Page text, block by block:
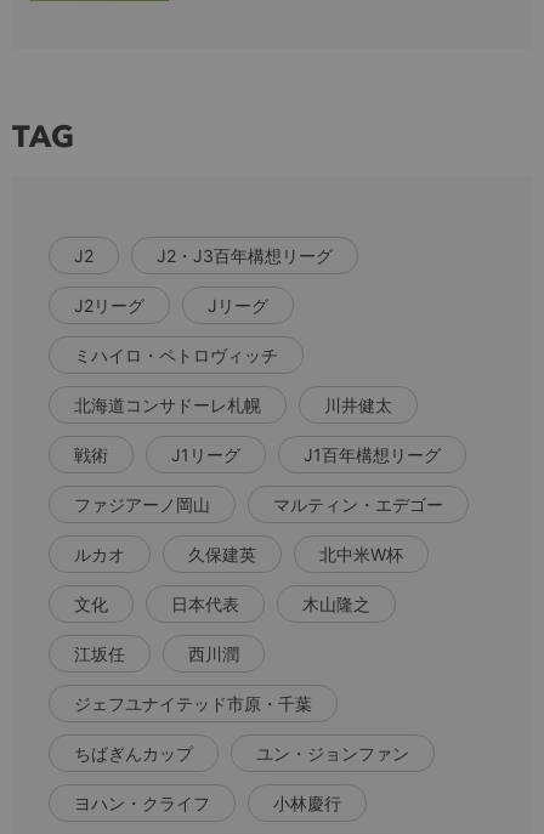
TAG
J2 J2・J3百年構想リーグ
J2リーグ Jリーグ
ミハイロ・ペトロヴィッチ
北海道コンサドーレ札幌 川井健太
戦術 J1リーグ J1百年構想リーグ
ファジアーノ岡山 マルティン・エデゴー
ルカオ 久保建英 北中米W杯
文化 日本代表 木山隆之
江坂任 西川潤
ジェフユナイテッド市原・千葉
ちばぎんカップ ユン・ジョンファン
ヨハン・クライフ 小林慶行